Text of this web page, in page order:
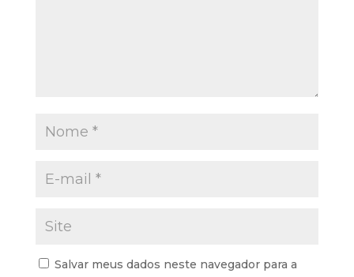
Salvar meus dados neste navegador para a